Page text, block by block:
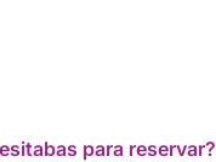
para reservar?